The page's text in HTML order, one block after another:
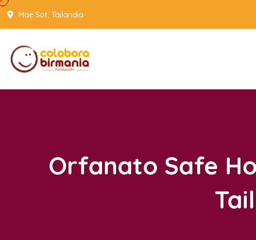
Mae Sot, Tailandia
Orfanato Safe